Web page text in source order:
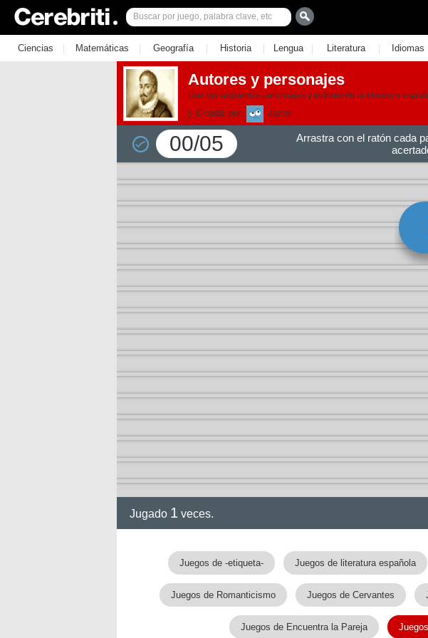
Ciencias | Matemáticas | Geografía | Historia | Lengua | Literatura | Idiomas
Autores y personajes
Une los siguientes personajes y autores de la literatura
Creado por: Javier
00/05
Arrastra con el ratón cada
Jugado 1 veces.
Juegos de -etiqueta- Juegos de literatura española
Juegos de Romanticismo Juegos de Cervantes
Juegos de Encuentra la Pareja